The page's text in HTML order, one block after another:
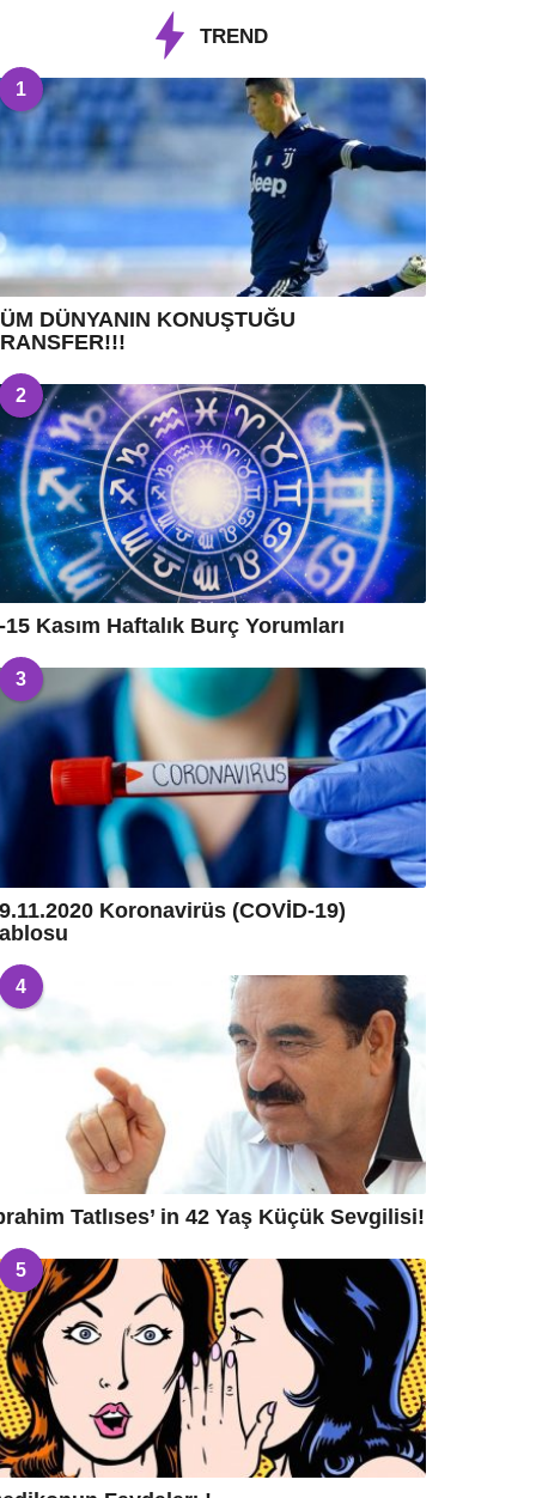
TREND
1
DÜNYANIN KONUŞTUĞU
2
15 Kasım Haftalık Burç Yorumları
3
Koronavirüs (COVİD-19)
4
Tatlıses’ in 42 Yaş Küçük Sevgilisi!
5